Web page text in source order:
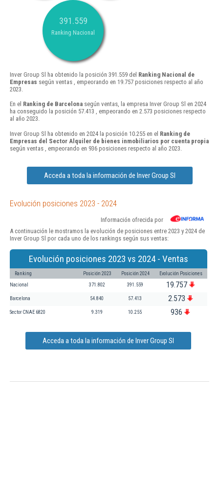
391.559
Ranking Nacional
Inver Group Sl ha obtenido la posición 391.559 del Ranking Nacional de
Empresas según ventas , empeorando en 19.757 posiciones respecto al año
2023.
En el Ranking de Barcelona según ventas, la empresa Inver Group Sl en 2024
ha conseguido la posición 57.413 , empeorando en 2.573 posiciones respecto
al año 2023.
Inver Group Sl ha obtenido en 2024 la posición 10.255 en el Ranking de
Empresas del Sector Alquiler de bienes inmobiliarios por cuenta propia
según ventas , empeorando en 936 posiciones respecto al año 2023.
Acceda a toda la información de Inver Group Sl
Evolución posiciones 2023 - 2024
Información ofrecida por
A continuación le mostramos la evolución de posiciones entre 2023 y 2024 de
Inver Group Sl por cada uno de los rankings según sus ventas:
Evolución posiciones 2023 vs 2024 - Ventas
Ranking Posición 2023 Posición 2024 Evolución Posiciones
Nacional 371.802 391.559 19.757
Barcelona 54.840 57.413 2.573
Sector CNAE 6820 9.319 10.255 936
Acceda a toda la información de Inver Group Sl